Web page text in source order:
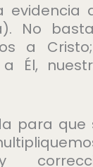
evidencia
No
a
a Él,
para que